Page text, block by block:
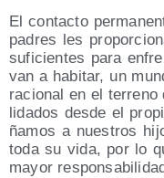
El con­tac­to
padres les
sufi­cien­tes para
van a habi­tar, un
ra­cio­nal en el
li­da­dos des­de el
ña­mos a nues­tros
toda su vida, por lo
mayor